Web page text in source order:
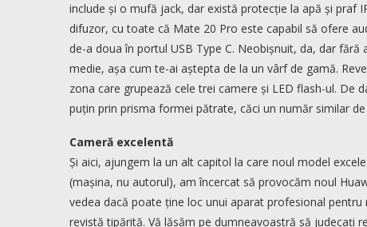
include și o mufă jack, dar există protecție la apă și praf
difuzor, cu toate că Mate 20 Pro este capabil să ofere
de-a doua în portul USB Type C. Neobișnuit, da, dar
medie, așa cum te-ai aștepta de la un vârf de gamă.
zona care grupează cele trei camere și LED flash-ul. De
puțin prin prisma formei pătrate, căci un număr similar
Cameră excelentă
Și aici, ajungem la un alt capitol la care noul model
(mașina, nu autorul), am încercat să provocăm noul
vedea dacă poate ține loc unui aparat profesional
revistă tipărită. Vă lăsăm pe dumneavoastră să judecați